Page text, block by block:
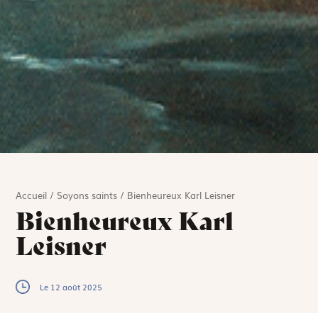
Accueil / Soyons saints / Bienheureux Karl Leisner
Bienheureux Karl
Leisner
Le 12 août 2025